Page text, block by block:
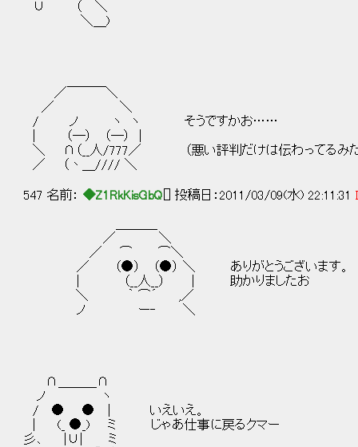
∪ （ ＼
＼＿)
／￣￣￣＼
／ ＼
/ ノ ヽ ヽ そうですかお……
| （─） （─） |
＼ ∩（__人/777／ （悪い評判だけは伝わってるみ
／ （丶＿//// ＼
547 名前： ◆Z1RkKisGbQ [] 投稿日：2011/03/09(水) 22:11:31
／ ＼
／ ⌒ ⌒＼
／ （●） （●） ＼ ありがとうございます。
| （__人__） | 助かりましたお
＼ ｀ ⌒´ ,／
ノ ー‐ ＼
∩＿＿＿∩
ノ ヽ
/ ● ● | いえいえ。
| (_ ●_) ミ じゃあ仕事に戻るクマー
彡､ |∪| ミ